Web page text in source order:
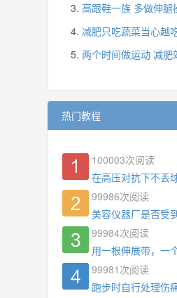
高跟鞋一族 多做伸腿
减肥只吃蔬菜当心越
两个时间做运动 减肥
热门教程
100003次阅读
在高压对抗下不丢
99986次阅读
美容仪器厂是否受
99984次阅读
用一根伸展带，一
99981 次阅读
跑步时自行处理伤